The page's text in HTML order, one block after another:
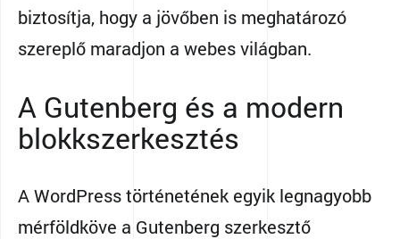
biztosítja, hogy a jövőben is meghatározó
szereplő maradjon a webes világban.
A Gutenberg és a modern
blokkszerkesztés
A WordPress történetének egyik legnagyobb
mérföldköve a Gutenberg szerkesztő